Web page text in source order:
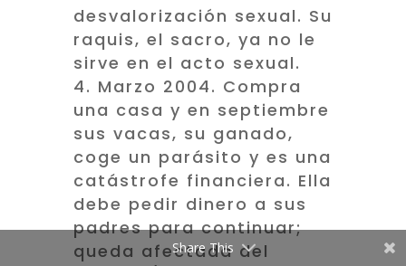
desvalorización sexual. Su
raquis, el sacro, ya no le
sirve en el acto sexual.
Marzo 2004. Compra
una casa y en septiembre
sus vacas, su ganado,
coge un parásito y es una
catástrofe financiera. Ella
debe pedir dinero a sus
padres para continuar;
queda afectada del
Share This